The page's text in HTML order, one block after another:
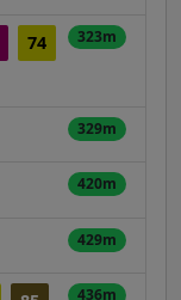
74
323m
329m
420m
429m
436m